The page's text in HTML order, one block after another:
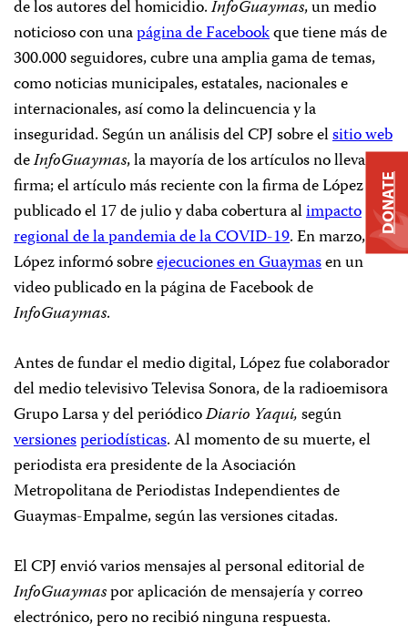
de los autores del homicidio.InfoGuaymas, un medio
noticioso con unapágina de Facebookque tiene más de
300.000 seguidores, cubre una amplia gama de temas,
como noticias municipales, estatales, nacionales e
internacionales, así como la delincuencia y la
inseguridad. Según un análisis del CPJ sobre elsitio web
deInfoGuaymas, la mayoría de los artículos no llevan
firma; el artículo más reciente con la firma de López fue
publicado el 17 de julio y daba cobertura alimpacto
regional de la pandemia de la COVID-19. En marzo,
López informó sobreejecuciones en Guaymasen un
video publicado en la página de Facebook de
InfoGuaymas.
Antes de fundar el medio digital, López fue colaborador
del medio televisivo Televisa Sonora, de la radioemisora
Grupo Larsa y del periódicoDiario Yaqui,según
versionesperiodísticas. Al momento de su muerte, el
periodista era presidente de la Asociación
Metropolitana de Periodistas Independientes de
Guaymas-Empalme, según las versiones citadas.
El CPJ envió varios mensajes al personal editorial de
InfoGuaymaspor aplicación de mensajería y correo
electrónico, pero no recibió ninguna respuesta.
DONATE